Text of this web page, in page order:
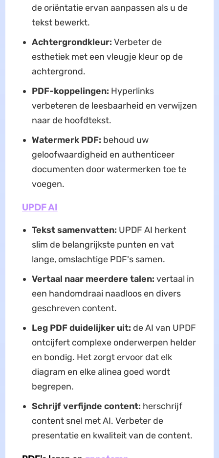
de oriëntatie ervan aanpassen als u de
tekst bewerkt.
Achtergrondkleur: Verbeter de
esthetiek met een vleugje kleur op de
achtergrond.
PDF-koppelingen: Hyperlinks
verbeteren de leesbaarheid en verwijzen
naar de hoofdtekst.
Watermerk PDF: behoud uw
geloofwaardigheid en authenticeer
documenten door watermerken toe te
voegen.
UPDF AI
Tekst samenvatten: UPDF AI herkent
slim de belangrijkste punten en vat
lange, omslachtige PDF's samen.
Vertaal naar meerdere talen: vertaal in
een handomdraai naadloos en divers
geschreven content.
Leg PDF duidelijker uit: de AI van UPDF
ontcijfert complexe onderwerpen helder
en bondig. Het zorgt ervoor dat elk
diagram en elke alinea goed wordt
begrepen.
Schrijf verfijnde content: herschrijf
content snel met AI. Verbeter de
presentatie en kwaliteit van de content.